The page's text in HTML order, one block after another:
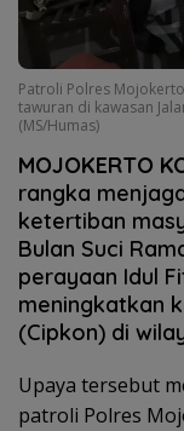
Patroli Polres
tawuran di kawasan
(MS/Humas)
MOJOKERTO
rangka
ketertiban
Bulan Suci
perayaan Idul
meningkatkan
(Cipkon) di
Upaya tersebut
patroli Polres